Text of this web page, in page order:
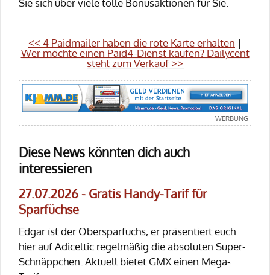
Sie sich über viele tolle Bonusaktionen für Sie.
<< 4 Paidmailer haben die rote Karte erhalten |
Wer möchte einen Paid4-Dienst kaufen? Dailycent
steht zum Verkauf >>
Diese News könnten dich auch
interessieren
27.07.2026 - Gratis Handy-Tarif für
Sparfüchse
Edgar ist der Obersparfuchs, er präsentiert euch
hier auf Adiceltic regelmäßig die absoluten Super-
Schnäppchen. Aktuell bietet GMX einen Mega-